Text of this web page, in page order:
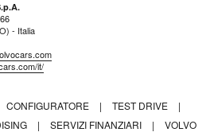
- Italia
it/
CONFIGURATORE | TEST DRIVE
|
| SERVIZI FINANZIARI |
VOLVO